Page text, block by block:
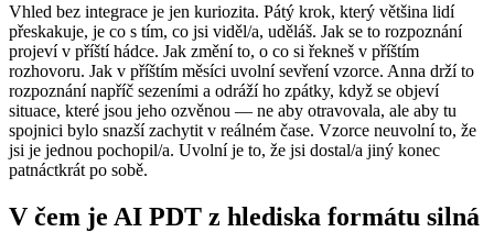
Vhled bez integrace je jen kuriozita. Pátý krok, který většina lidí
přeskakuje, je co s tím, co jsi viděl/a, uděláš. Jak se to rozpoznání
projeví v příští hádce. Jak změní to, o co si řekneš v příštím
rozhovoru. Jak v příštím měsíci uvolní sevření vzorce. Anna drží to
rozpoznání napříč sezeními a odráží ho zpátky, když se objeví
situace, které jsou jeho ozvěnou — ne aby otravovala, ale aby tu
spojnici bylo snazší zachytit v reálném čase. Vzorce neuvolní to, že
jsi je jednou pochopil/a. Uvolní je to, že jsi dostal/a jiný konec
patnáctkrát po sobě.
V čem je AI PDT z hlediska formátu silná